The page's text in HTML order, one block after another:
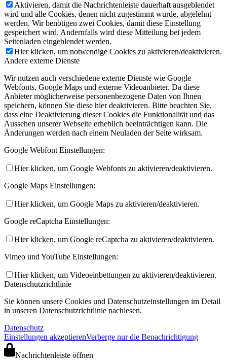
Aktivieren, damit die Nachrichtenleiste dauerhaft ausgeblendet
wird und alle Cookies, denen nicht zugestimmt wurde, abgelehnt
werden. Wir benötigen zwei Cookies, damit diese Einstellung
gespeichert wird. Andernfalls wird diese Mitteilung bei jedem
Seitenladen eingeblendet werden.
Hier klicken, um notwendige Cookies zu aktivieren/deaktivieren.
Andere externe Dienste
Wir nutzen auch verschiedene externe Dienste wie Google
Webfonts, Google Maps und externe Videoanbieter. Da diese
Anbieter möglicherweise personenbezogene Daten von Ihnen
speichern, können Sie diese hier deaktivieren. Bitte beachten Sie,
dass eine Deaktivierung dieser Cookies die Funktionalität und das
Aussehen unserer Webseite erheblich beeinträchtigen kann. Die
Änderungen werden nach einem Neuladen der Seite wirksam.
Google Webfont Einstellungen:
Hier klicken, um Google Webfonts zu aktivieren/deaktivieren.
Google Maps Einstellungen:
Hier klicken, um Google Maps zu aktivieren/deaktivieren.
Google reCaptcha Einstellungen:
Hier klicken, um Google reCaptcha zu aktivieren/deaktivieren.
Vimeo und YouTube Einstellungen:
Hier klicken, um Videoeinbettungen zu aktivieren/deaktivieren.
Datenschutzrichtlinie
Sie können unsere Cookies und Datenschutzeinstellungen im Detail
in unseren Datenschutzrichtlinie nachlesen.
Datenschutz
Einstellungen akzeptierenVerberge nur die Benachrichtigung
Nachrichtenleiste öffnen